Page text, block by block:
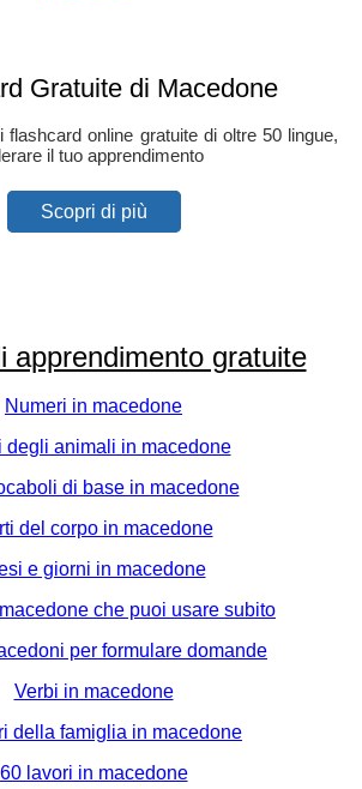
Gratuite di Macedone
flashcard online gratuite di oltre 50 lingue,
il tuo apprendimento
Scopri di più
apprendimento gratuite
Numeri in macedone
degli animali in macedone
di base in macedone
del corpo in macedone
e giorni in macedone
che puoi usare subito
per formulare domande
Verbi in macedone
della famiglia in macedone
60 lavori in macedone